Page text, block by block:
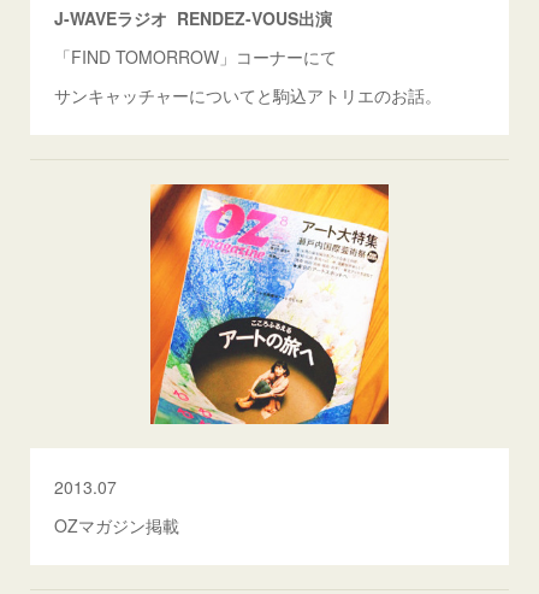
J-WAVEラジオ RENDEZ-VOUS出演
「FIND TOMORROW」コーナーにて
サンキャッチャーについてと駒込アトリエのお話。
2013.07
OZマガジン掲載